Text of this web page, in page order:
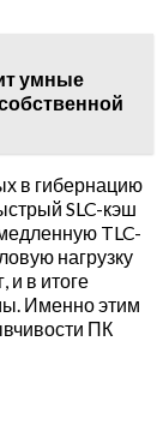
умные
в гибернацию
SLC-кэш
TLC-
нагрузку
и в итоге
Именно этим
ПК